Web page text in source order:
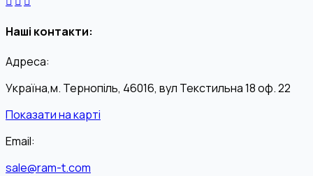
Наші контакти:
Адреса:
Україна,м. Тернопіль, 46016, вул Текстильна 18 оф. 22
Показати на карті
Email:
sale@ram-t.com